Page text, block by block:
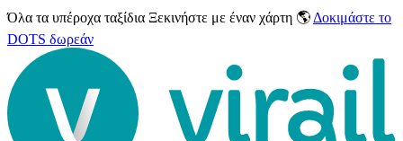
Όλα τα υπέροχα ταξίδια Ξεκινήστε με έναν χάρτη 🌎 Δοκιμάστε το
DOTS δωρεάν